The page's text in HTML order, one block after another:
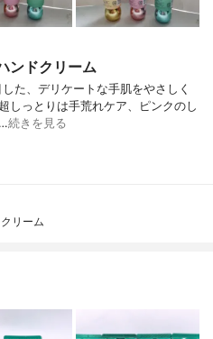
ンドクリーム
た、デリケートな手肌をやさしく
しっとりは手荒れケア、ピンクのし
続きを見る
リーム